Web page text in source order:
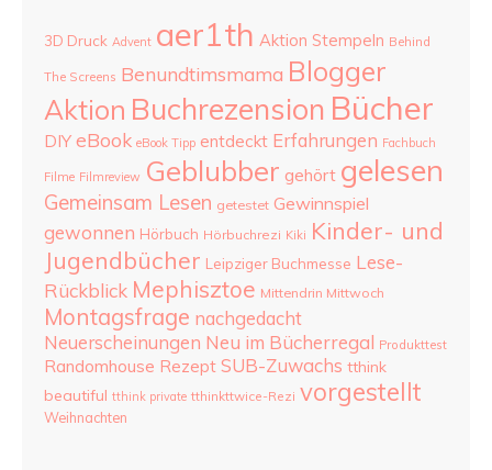
3D Druck Advent aer1th Aktion Stempeln Behind
The Screens Benundtimsmama Blogger
Aktion Buchrezension Bücher
DIY eBook eBook Tipp entdeckt Erfahrungen Fachbuch
Filme Filmreview Geblubber gehört gelesen
Gemeinsam Lesen getestet Gewinnspiel
gewonnen Hörbuch Hörbuchrezi Kiki Kinder- und
Jugendbücher Leipziger Buchmesse Lese-
Rückblick Mephisztoe Mittendrin Mittwoch
Montagsfrage nachgedacht
Neuerscheinungen Neu im Bücherregal Produkttest
Randomhouse Rezept SUB-Zuwachs tthink
beautiful tthink private tthinkttwice-Rezi vorgestellt
Weihnachten